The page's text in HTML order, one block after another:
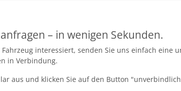
– in wenigen Sekunden.
interessiert, senden Sie uns einfach
in Verbindung.
aus und klicken Sie auf den Button